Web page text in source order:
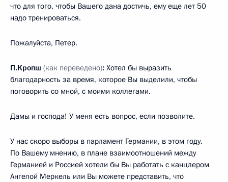
что для того, чтобы Вашего дана достичь, ему еще лет 50
надо тренироваться.
Пожалуйста, Петер.
П.Кропш (как переведено): Хотел бы выразить
благодарность за время, которое Вы выделили, чтобы
поговорить со мной, с моими коллегами.
Дамы и господа! У меня есть вопрос, если позволите.
У нас скоро выборы в парламент Германии, в этом году.
По Вашему мнению, в плане взаимоотношений между
Германией и Россией хотели бы Вы работать с канцлером
Ангелой Меркель или Вы можете представить, что